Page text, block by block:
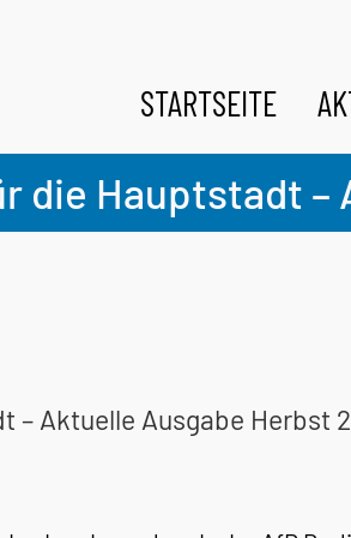
STARTSEITE
die Hauptstadt
– Aktuelle Ausgabe Herbst